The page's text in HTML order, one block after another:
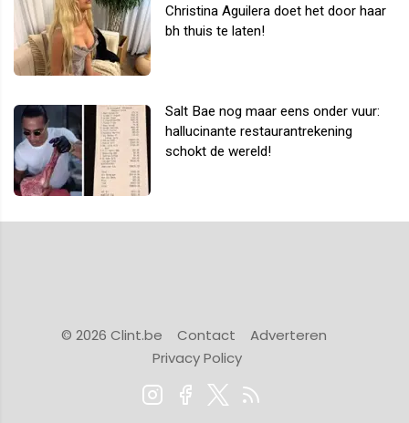
Christina Aguilera doet het door haar
bh thuis te laten!
Salt Bae nog maar eens onder vuur:
hallucinante restaurantrekening
schokt de wereld!
© 2026 Clint.be Contact
Adverteren
Privacy Policy